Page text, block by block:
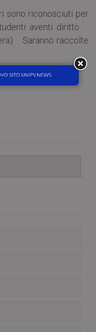
sono riconosciuti per
aventi diritto
Saranno raccolte
di psicoanalisi